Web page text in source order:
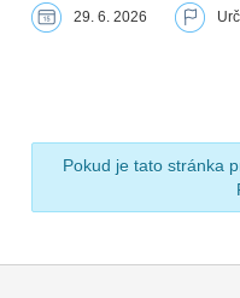
29. 6. 2026
Pokud je tato stránka